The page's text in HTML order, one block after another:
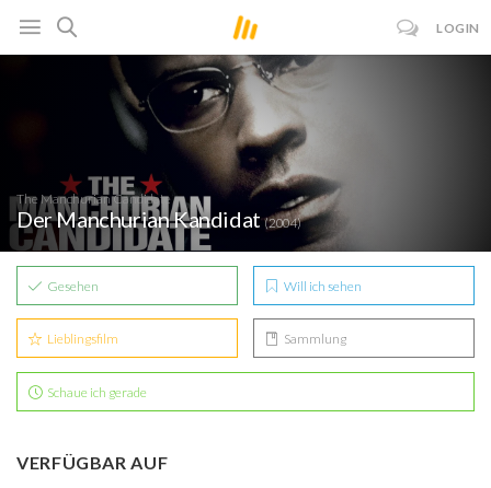
LOGIN
The Manchurian Candidate
Der Manchurian Kandidat(2004)
Gesehen Will ich sehen
Lieblingsfilm Sammlung
Schaue ich gerade
VERFÜGBAR AUF